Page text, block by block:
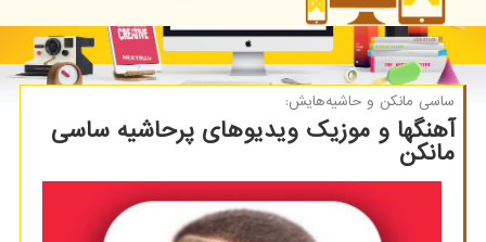
ساسی مانکن و حاشیه‌هایش:
آهنگها و موزیک ویدیوهای پرحاشیه ساسی
مانکن